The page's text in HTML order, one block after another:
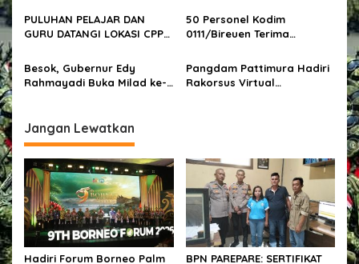
Milenial sebagai Pengingat
Isra Miraj
Hulu
PULUHAN PELAJAR DAN
GURU DATANGI LOKASI CPP
50 Personel Kodim
0111/Bireuen Terima
Besok, Gubernur Edy
Rahmayadi Buka Milad ke-
Pangdam Pattimura Hadiri
Rakorsus Virtual
Jangan Lewatkan
Hadiri Forum Borneo Palm BPN PAREPARE: SERTIFIKAT